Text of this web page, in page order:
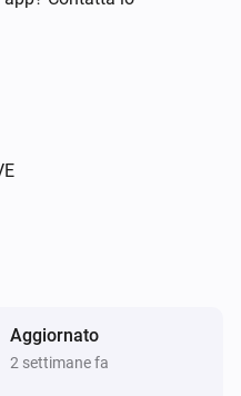
TP-Link è un marchio
Co., Ltd. Tutti i
sono di proprietà dei
da parte
Aggiornato
2 settimane fa